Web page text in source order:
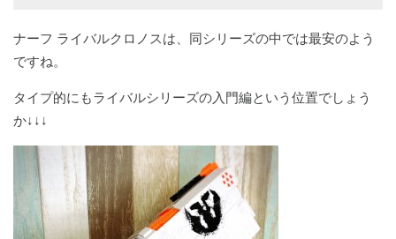
ナーフ ライバルクロノスは、同シリーズの中では最安のよう
ですね。
タイプ的にもライバルシリーズの入門編という位置でしょう
か↓↓↓